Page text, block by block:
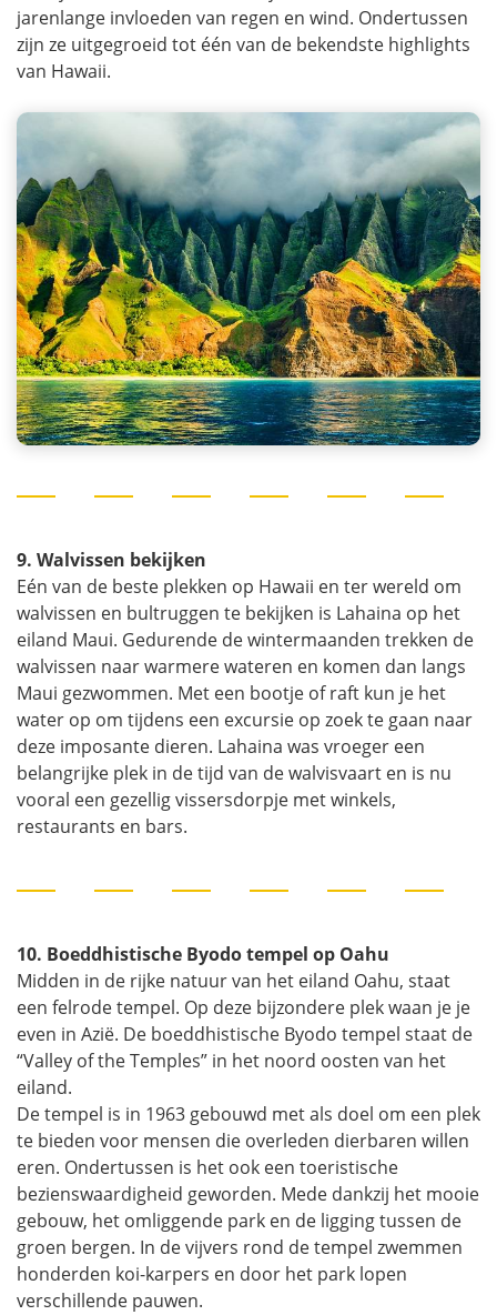
jarenlange invloeden van regen en wind. Ondertussen
zijn ze uitgegroeid tot één van de bekendste highlights
van Hawaii.
9. Walvissen bekijken
Eén van de beste plekken op Hawaii en ter wereld om
walvissen en bultruggen te bekijken is Lahaina op het
eiland Maui. Gedurende de wintermaanden trekken de
walvissen naar warmere wateren en komen dan langs
Maui gezwommen. Met een bootje of raft kun je het
water op om tijdens een excursie op zoek te gaan naar
deze imposante dieren. Lahaina was vroeger een
belangrijke plek in de tijd van de walvisvaart en is nu
vooral een gezellig vissersdorpje met winkels,
restaurants en bars.
10. Boeddhistische Byodo tempel op Oahu
Midden in de rijke natuur van het eiland Oahu, staat
een felrode tempel. Op deze bijzondere plek waan je je
even in Azië. De boeddhistische Byodo tempel staat de
“Valley of the Temples” in het noord oosten van het
eiland.
De tempel is in 1963 gebouwd met als doel om een plek
te bieden voor mensen die overleden dierbaren willen
eren. Ondertussen is het ook een toeristische
bezienswaardigheid geworden. Mede dankzij het mooie
gebouw, het omliggende park en de ligging tussen de
groen bergen. In de vijvers rond de tempel zwemmen
honderden koi-karpers en door het park lopen
verschillende pauwen.